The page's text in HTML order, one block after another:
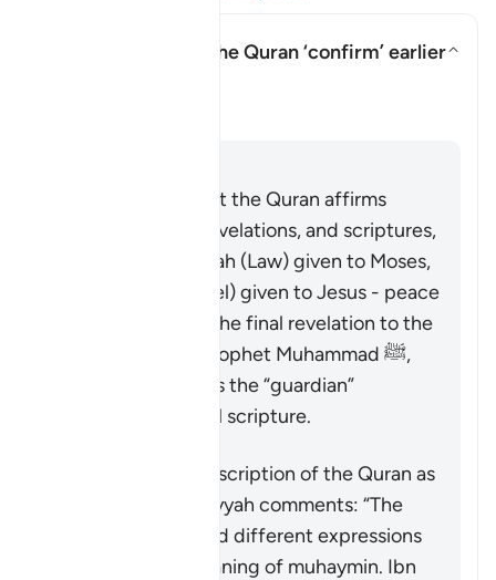
In what sense does the Quran ‘confirm’ earlier
It is well known that the Quran affirms
earlier prophets, revelations, and scriptures,
including the Tawrah (Law) given to Moses,
and the Injil (Gospel) given to Jesus - peace
be upon them. As the final revelation to the
final messenger, Prophet Muhammad ﷺ,
the Quran serves as the “guardian”
) over all scripture.
Concerning the description of the Quran as
“guardian”, Ibn ‘Atiyyah comments: “The
exegetes have used different expressions
to capture the meaning of muhaymin. Ibn